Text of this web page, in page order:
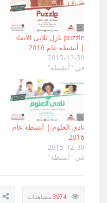
puzzle بازل ثلاثى الابعاد
| أنشطة عام 2016
2015-12-30
في "أنشطة"
نادى العلوم | أنشطة عام
2016
2015-12-30
في "أنشطة"
3974